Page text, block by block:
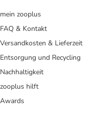
mein zooplus
FAQ & Kontakt
Versandkosten & Lieferzeit
Entsorgung und Recycling
Nachhaltigkeit
zooplus hilft
Awards